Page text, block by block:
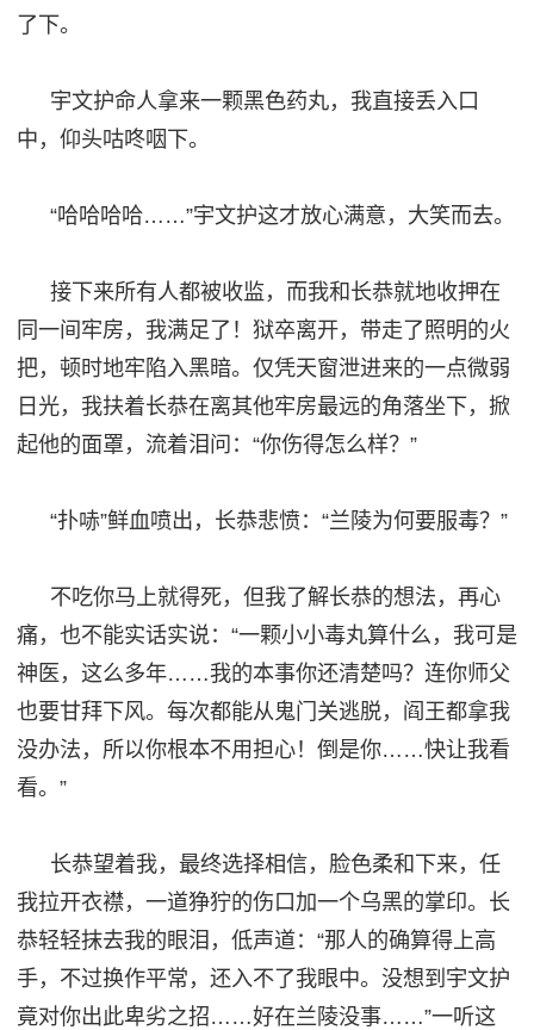
了下。
宇文护命人拿来一颗黑色药丸，我直接丢入口
中，仰头咕咚咽下。
“哈哈哈哈……”宇文护这才放心满意，大笑而去。
接下来所有人都被收监，而我和 长恭就地收押在
同一间牢房 ，我满足了 ！狱卒离开，带走了照明的火
把，顿时地牢陷入黑暗。仅凭天窗泄进来的一点微弱
日光，我扶着长恭在离其他牢房最远的角落坐下， 掀
起他的面罩 ，流着泪问： “你伤得怎么样？ ”
“扑哧”鲜血喷出，长恭悲愤：“兰陵为何要服毒？”
不吃你马上就得死，但我了解长恭的想法，再心
痛，也不能实话实说： “一颗小小毒丸算什么，我可是
神医，这么多年……我的本事你还清楚吗？连你师父
也要甘拜下风。每次都能从鬼门关逃脱，阎王都拿我
没办法，所以你根本不用担心！倒是你……快让我看
看。”
长恭望着我，最终选择相信，脸色柔和下来，任
我拉开衣襟，一道狰狞的伤口加一个乌黑的掌印。长
恭轻轻抹去我的眼泪 ，低声道： “那人的确算得上高
手，不过换作平常，还入不了我眼中。没想到宇文护
竟对你出此卑劣之招……好在兰陵没事……”一听这